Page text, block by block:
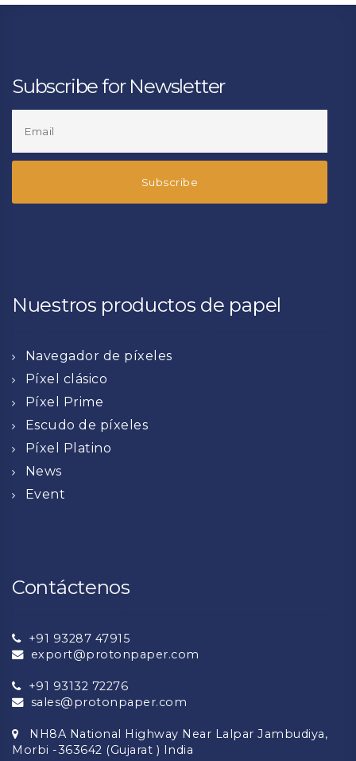
Subscribe for Newsletter
Nuestros productos de papel
Navegador de píxeles
Píxel clásico
Píxel Prime
Escudo de píxeles
Píxel Platino
News
Event
Contáctenos
+91 93287 47915
export@protonpaper.com
+91 93132 72276
sales@protonpaper.com
NH8A National Highway Near Lalpar Jambudiya,
Morbi -363642 (Gujarat ) India